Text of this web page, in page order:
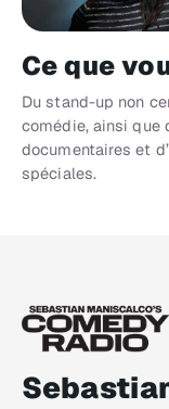
Ce que
Du stand-up non
comédie, ainsi que
documentaires et
spéciales.